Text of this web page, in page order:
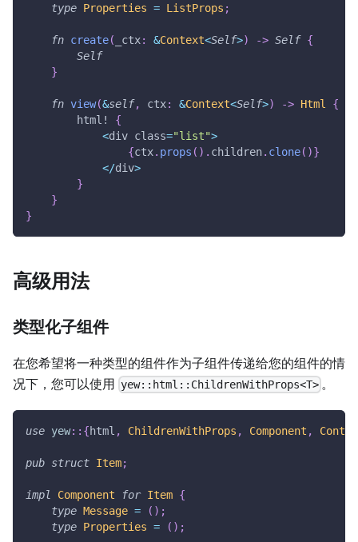
type Properties = ListProps ;
fn create( _ctx: &Context<Self>) -> Self {
Self
}
fn view(&self, ctx: &Context<Self>) -> Html
{
html!
{
<div class="list">
{ctx. props ( ) . children. clone( )}
</div>
}
}
}
高级用法
类型化子组件
在您希望将一种类型的组件作为子组件传递给您的组件的情
况下，您可以使用 yew::html::ChildrenWithProps<T> 。
use yew:: {html , ChildrenWithProps , Component ,
pub struct Item;
impl Component for Item {
type Message = ( ) ;
type Properties = ( ) ;